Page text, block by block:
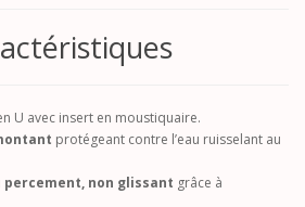
U avec insert en moustiquaire.
protégeant contre l’eau ruisselant au
non glissant grâce à